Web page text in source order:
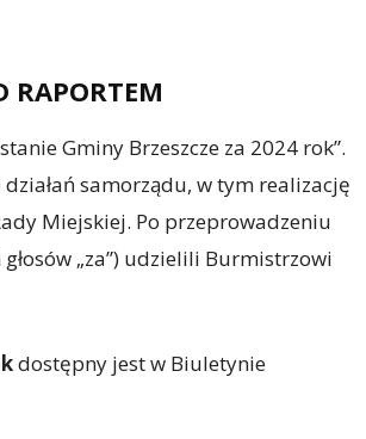
RAPORTEM
Gminy Brzeszcze za 2024 rok”.
samorządu, w tym realizację
Miejskiej. Po przeprowadzeniu
„za”) udzielili Burmistrzowi
dostępny jest w Biuletynie